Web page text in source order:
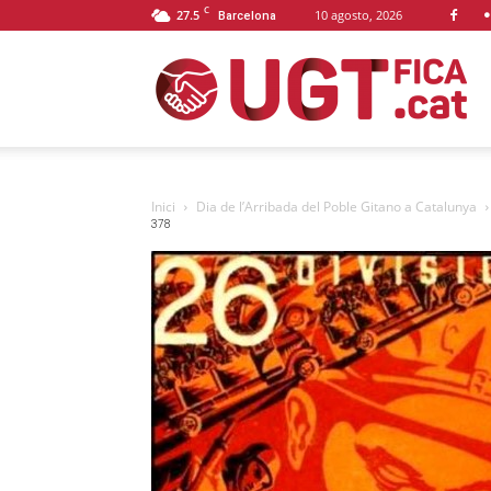
27.5 C Barcelona 10 agosto, 2026
Inici Dia de l’Arribada del Poble Gitano a Catalunya
378